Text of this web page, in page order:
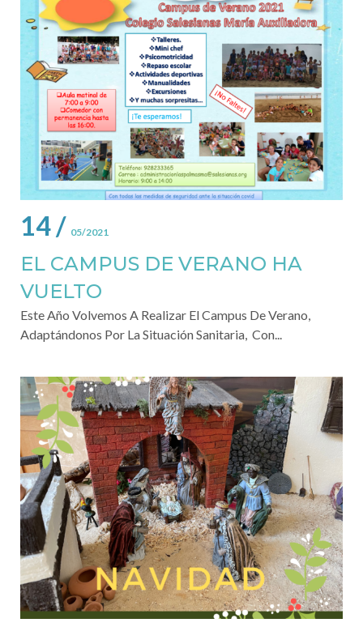
14 / 05/2021
EL CAMPUS DE VERANO HA
VUELTO
Este Año Volvemos A Realizar El Campus De Verano,
Adaptándonos Por La Situación Sanitaria, Con...